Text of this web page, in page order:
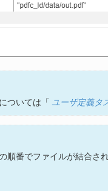
ついては「 ユーザ定義タ
順番でファイルが結合さ